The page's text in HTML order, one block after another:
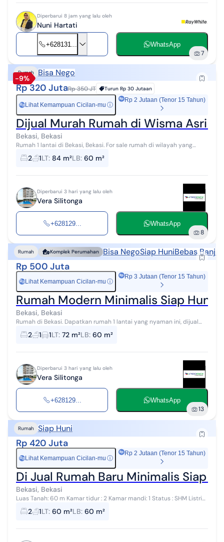
Diperbarui 8 jam yang lalu oleh
Nuni Hartati
+628131... WhatsApp
7
-9%
Rumah Bisa Nego
Rp 320 JutaRp 350 JT Turun Rp 30 Jutaan
Rp Lihat Kemampuan Cicilan-mu ⓘ
Rp 2 Jutaan (Tenor 15 Tahun)
Dijual Murah Rumah di Wisma Asri
Bekasi, Bekasi
Rumah 1 lantai di Bekasi, Bekasi. For sale rumah di wilayah yang
tenang dengan pemandangan Lokasi di Pusat Kota. Properti 1 lantai
ini berada di l...
2 1LT: 84 m²LB: 60 m²
Diperbarui 3 hari yang lalu oleh
Vera Silitonga
+628129... WhatsApp
8
Rumah Komplek Perumahan Bisa NegoSiap HuniBebas Banjir
Rp 500 Juta
Rp Lihat Kemampuan Cicilan-mu ⓘ
Rp 3 Jutaan (Tenor 15 Tahun)
Rumah Modern Minimalis Siap Huni
Bekasi, Bekasi
Rumah di Bekasi. Dapatkan rumah 1 lantai yang nyaman ini, dijual
dengan pemandangan indah yang menambah nilai estetika di
lingkungan hunian. Ruma...
2 1 1LT: 72 m²LB: 60 m²
Diperbarui 3 hari yang lalu oleh
Vera Silitonga
+628129... WhatsApp
13
Rumah Siap Huni
Rp 420 Juta
Rp Lihat Kemampuan Cicilan-mu ⓘ
Rp 2 Jutaan (Tenor 15 Tahun)
Di Jual Rumah Baru Minimalis Siap
Bekasi, Bekasi
Luas Tanah: 60 m Kamar tidur : 2 Kamar mandi: 1 Status : SHM Listrik:
1300 Watt Air : PAM ***Lantai Granit Harga : 420 Jt Hub: Revol Telp
:0857x...
2 1LT: 60 m²LB: 60 m²